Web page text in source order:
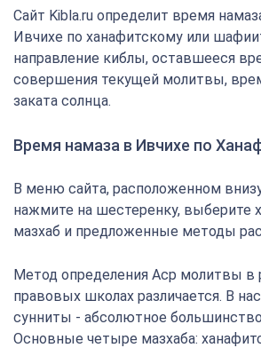
Сайт Kibla.ru определит время
Ивчихе по ханафитскому или
направление киблы, оставшееся
совершения текущей молитвы,
заката солнца.
Время намаза в Ивчихе по
В меню сайта, расположенном
нажмите на шестеренку, выберите
мазхаб и предложенные методы
Метод определения Аср молитвы в
правовых школах различается. В
сунниты - абсолютное
Основные четыре мазхаба: